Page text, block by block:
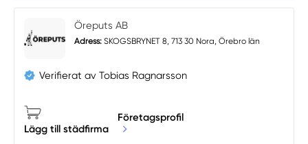
Öreputs AB
Adress: SKOGSBRYNET 8, 713 30 Nora, Örebro län
Verifierat av Tobias Ragnarsson
Lägg till städfirma
Företagsprofil